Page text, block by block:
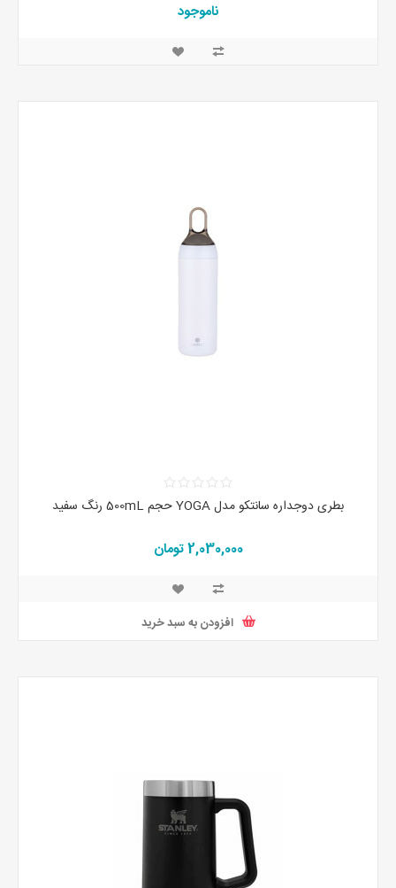
ناموجود
بطری دوجداره سانتکو مدل YOGA حجم 500mL رنگ سفید
2,030,000 تومان
افزودن به سبد خرید